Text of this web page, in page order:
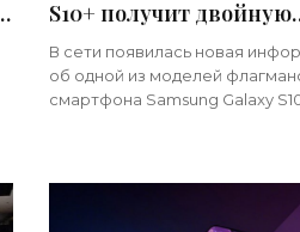
S10+ получит двойную
подэкранную селфи-
- «Смартфоны»
В сети появилась новая
об одной из моделей
смартфона Samsung Galaxy